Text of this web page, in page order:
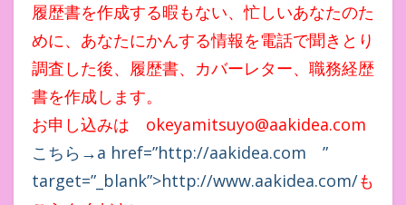
履歴書を作成する暇もない、忙しいあなたのた
めに、あなたにかんする情報を電話で聞きとり
調査した後、履歴書、カバーレター、職務経歴
書を作成します。
お申し込みは okeyamitsuyo@aakidea.com
こちら→a href=”http://aakidea.com ”
target=”_blank”>http://www.aakidea.com/も